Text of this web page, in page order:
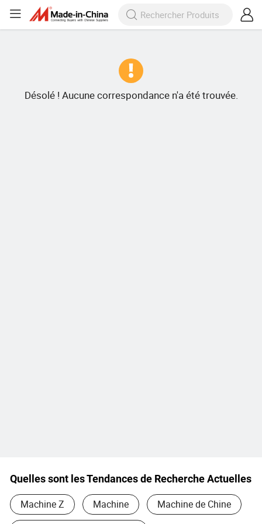
Désolé ! Aucune correspondance n'a été trouvée.
Quelles sont les Tendances de Recherche Actuelles
Machine Z Machine Machine de Chine